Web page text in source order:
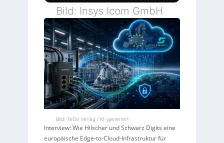
Bild: Insys Icom GmbH
Bild: TeDo Verlag / KI-generiert
Interview: Wie Hilscher und Schwarz Digits eine
europäische Edge-to-Cloud-Infrastruktur für